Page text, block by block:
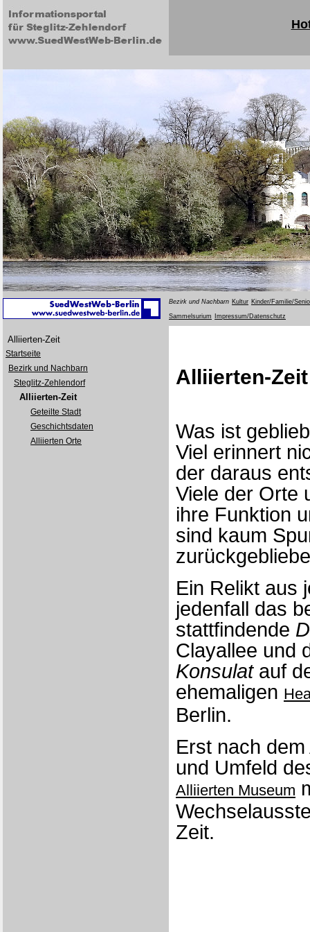
Bezirk und Nachbarn Kultur Kinder/Familie/
Sammelsurium Impressum/Datenschutz
Alliierten-Zeit
Startseite
Bezirk und Nachbarn
Steglitz-Zehlendorf
Alliierten-Zeit
Geteilte Stadt
Geschichtsdaten
Alliierten Orte
Alliierten-
Was ist
Viel erinnert
der daraus
Viele der Orte
ihre Funktion
sind kaum
Ein Relikt aus
jedenfall das
stattfindende
Clayallee und
Konsulatauf
ehemaligen
Berlin.
Erst nach
und Umfeld
Alliierten Museum
Zeit.